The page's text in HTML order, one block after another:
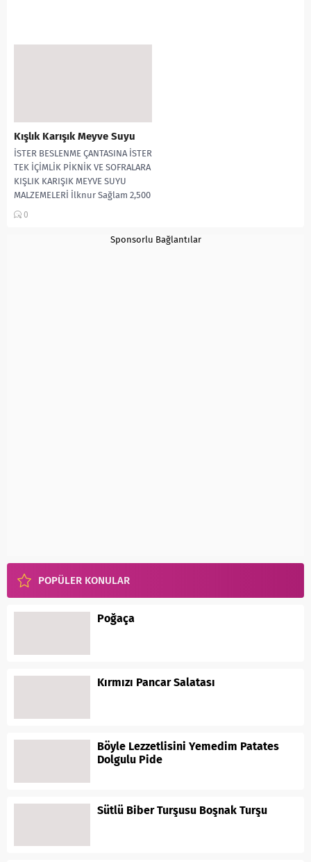
Kışlık Karışık Meyve Suyu
İSTER BESLENME ÇANTASINA İSTER
TEK İÇİMLİK PİKNİK VE SOFRALARA
KIŞLIK KARIŞIK MEYVE SUYU
MALZEMELERİ İlknur Sağlam 2,500
gram küçük tatlı kayısı...
0
Sponsorlu Bağlantılar
POPÜLER KONULAR
Poğaça
Kırmızı Pancar Salatası
Böyle Lezzetlisini Yemedim Patates
Dolgulu Pide
Sütlü Biber Turşusu Boşnak Turşu